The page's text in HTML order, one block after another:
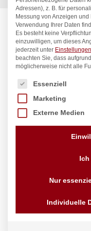
Adressen), z. B. für
Messung von Anzeigen und
Verwendung Ihrer Daten
Es besteht keine
einzuwilligen, um dieses
jederzeit unter Einstellungen
beachten Sie, dass
möglicherweise nicht alle
Es folgt eine Liste der
Essenziell
Marketing
Externe Medien
Ich
Nur
Individuelle